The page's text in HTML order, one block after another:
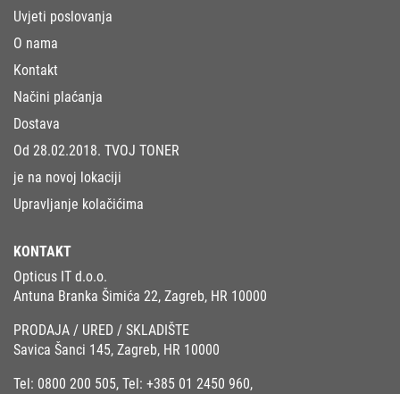
Uvjeti poslovanja
O nama
Kontakt
Načini plaćanja
Dostava
Od 28.02.2018. TVOJ TONER
je na novoj lokaciji
Upravljanje kolačićima
KONTAKT
Opticus IT d.o.o.
Antuna Branka Šimića 22, Zagreb, HR 10000
PRODAJA / URED / SKLADIŠTE
Savica Šanci 145, Zagreb, HR 10000
Tel: 0800 200 505, Tel: +385 01 2450 960,